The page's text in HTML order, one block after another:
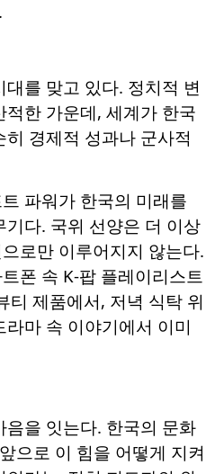
를 맞고 있다. 정치적 변
한 가운데, 세계가 한국
경제적 성과나 군사적
파워가 한국의 미래를
기다. 국위 선양은 더 이상
로만 이루어지지 않는다.
폰 속 K-팝 플레이리스트
티 제품에서, 저녁 식탁 위
마 속 이야기에서 이미
을 잇는다. 한국의 문화
으로 이 힘을 어떻게 지켜